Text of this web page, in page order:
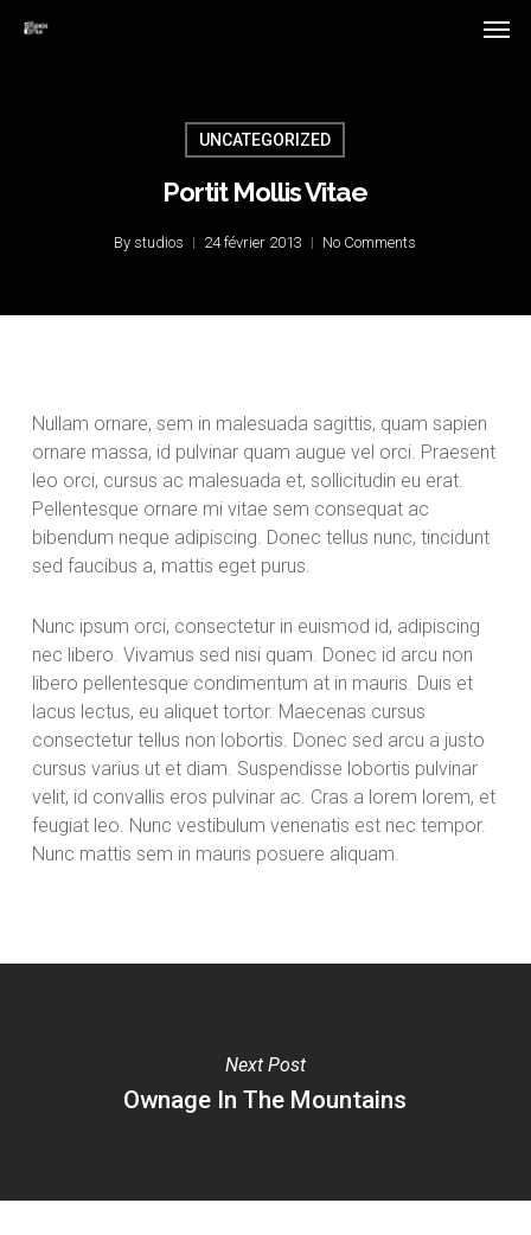
UNCATEGORIZED
Portit Mollis Vitae
By studios 24 février 2013 No Comments
Nullam ornare, sem in malesuada sagittis, quam sapien
ornare massa, id pulvinar quam augue vel orci. Praesent
leo orci, cursus ac malesuada et, sollicitudin eu erat.
Pellentesque ornare mi vitae sem consequat ac
bibendum neque adipiscing. Donec tellus nunc, tincidunt
sed faucibus a, mattis eget purus.
Nunc ipsum orci, consectetur in euismod id, adipiscing
nec libero. Vivamus sed nisi quam. Donec id arcu non
libero pellentesque condimentum at in mauris. Duis et
lacus lectus, eu aliquet tortor. Maecenas cursus
consectetur tellus non lobortis. Donec sed arcu a justo
cursus varius ut et diam. Suspendisse lobortis pulvinar
velit, id convallis eros pulvinar ac. Cras a lorem lorem, et
feugiat leo. Nunc vestibulum venenatis est nec tempor.
Nunc mattis sem in mauris posuere aliquam.
Next Post
Ownage In The Mountains